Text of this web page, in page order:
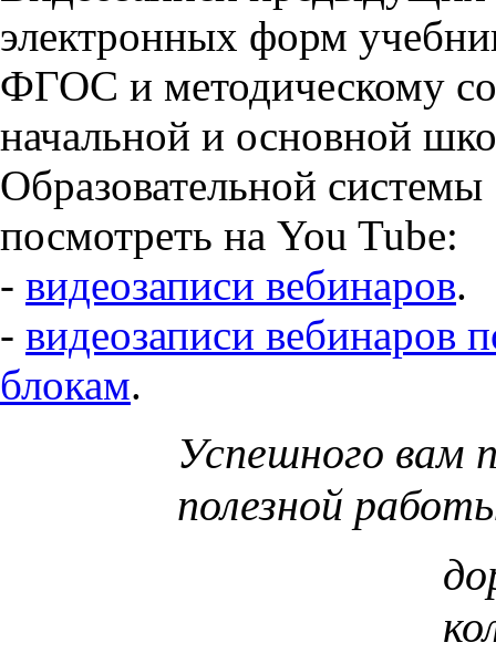
электронных форм
ФГОС и методическому
начальной и основной
Образовательной
посмотреть на You Tube:
- видеозаписи вебинаров.
- видеозаписи вебинаров
блокам.
Успешного вам
полезной